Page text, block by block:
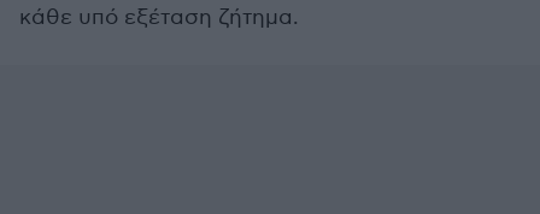
κάθε υπό εξέταση ζήτημα.